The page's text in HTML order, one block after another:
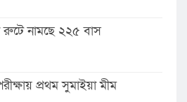
রুটে নামছে ২২৫ বাস
প্রথম সুমাইয়া মীম